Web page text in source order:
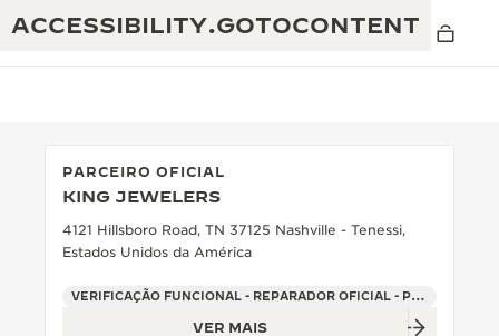
ACCESSIBILITY.GOTOCONTENT
GARANTIA JAEGER-LECOULTRE
O REVERSO 1931 CAFÉ
EXCELÊNCIA: MAIS DE 190 ANOS
ENGENHOSIDADE: MAIS DE 1400 CALIBRES
PARCEIRO OFICIAL
KING JEWELERS
4121 Hillsboro Road, TN 37125 Nashville - Tenessi,
Estados Unidos da América
VERIFICAÇÃO FUNCIONAL - REPARADOR OFICIAL - PONTO DE VENDAS
VER MAIS